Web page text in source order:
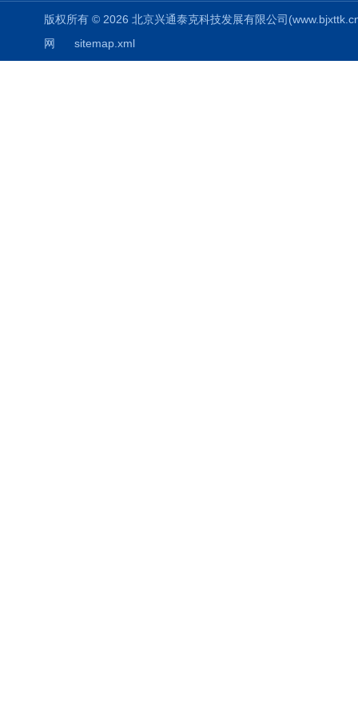
版权所有 © 2026 北京兴通泰克科技发展有限公司
网
sitemap.xml